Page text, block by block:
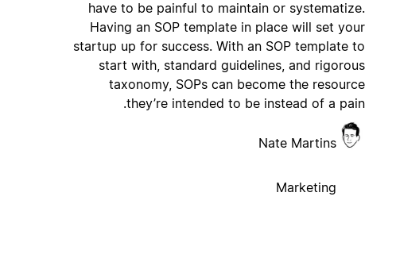
have to be painful to maintain or systematize.
Having an SOP template in place will set your
startup up for success. With an SOP template to
start with, standard guidelines, and rigorous
taxonomy, SOPs can become the resource
they’re intended to be instead of a pain.
Nate Martins
Marketing